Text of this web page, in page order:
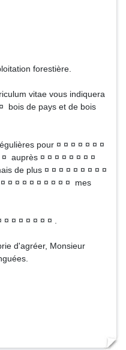
forestière.
vitae vous indiquera
bois de pays et de bois
pour ¤ ¤ ¤ ¤ ¤ ¤ ¤
auprès ¤ ¤ ¤ ¤ ¤ ¤ ¤ ¤
de plus ¤ ¤ ¤ ¤ ¤ ¤ ¤ ¤ ¤
¤ ¤ ¤ ¤ ¤ ¤ ¤ ¤ ¤ mes
¤ ¤ ¤ ¤ ¤ ¤ .
d'agréer, Monsieur